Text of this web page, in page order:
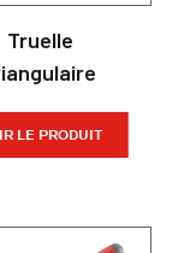
Truelle
LE PRODUIT